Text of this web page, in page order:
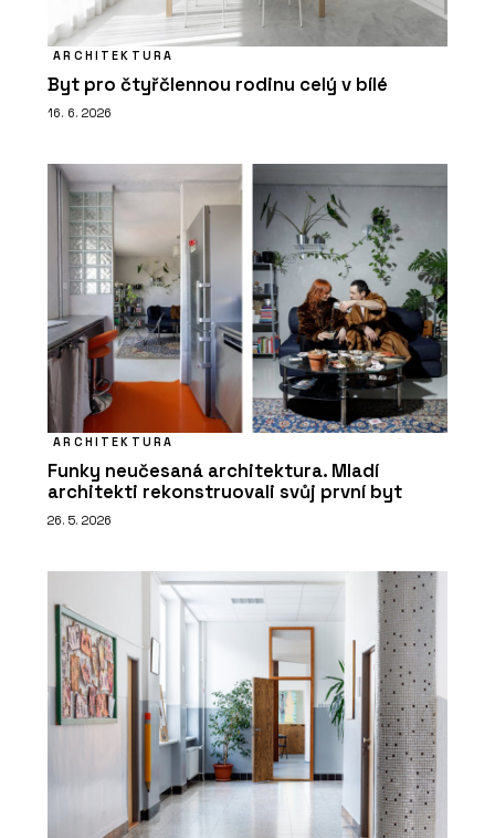
ARCHITEKTURA
Byt pro čtyřčlennou rodinu celý v bílé
16. 6. 2026
ARCHITEKTURA
Funky neučesaná architektura. Mladí
architekti rekonstruovali svůj první byt
26. 5. 2026